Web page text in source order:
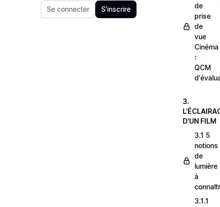
Se connecter S'inscrire
de
prise
de
vue
Cinéma
:
QCM
3.
D'UN FILM
3.1 5
notions
de
lumière
à
3.1.1